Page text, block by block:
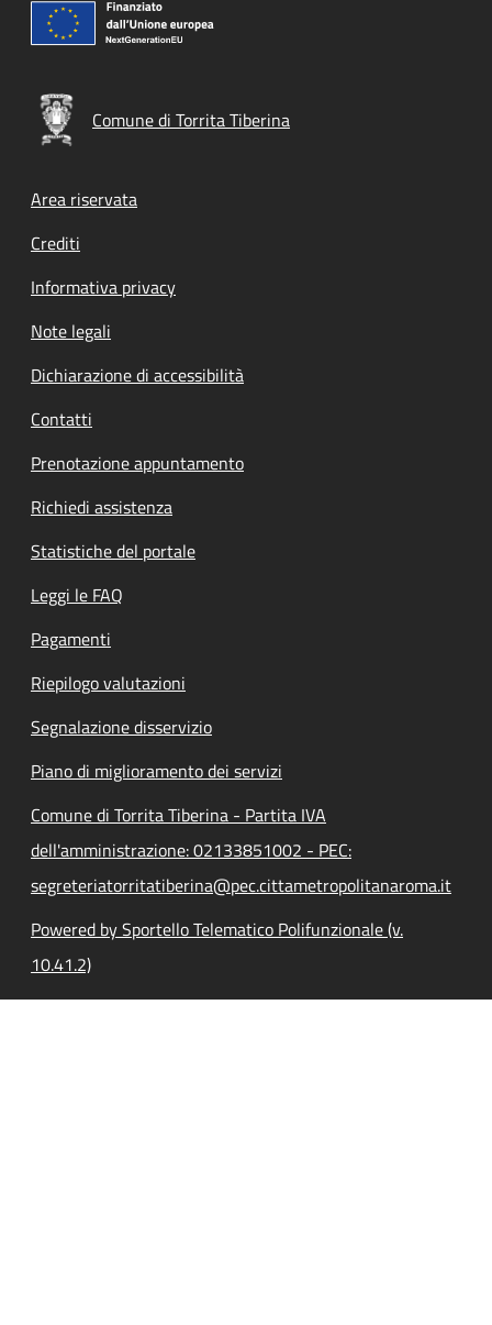
Comune di Torrita Tiberina
Footer menu
Area riservata
Crediti
Informativa privacy
Note legali
Dichiarazione di accessibilità
Contatti
Prenotazione appuntamento
Richiedi assistenza
Statistiche del portale
Leggi le FAQ
Pagamenti
Riepilogo valutazioni
Segnalazione disservizio
Piano di miglioramento dei servizi
Comune di Torrita Tiberina - Partita IVA
dell'amministrazione: 02133851002 - PEC:
segreteriatorritatiberina@pec.cittametropolitanaroma.it
Powered by Sportello Telematico Polifunzionale (v.
10.41.2)